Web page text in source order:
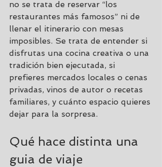
no se trata de reservar “los
restaurantes más famosos” ni de
llenar el itinerario con mesas
imposibles. Se trata de entender si
disfrutas una cocina creativa o una
tradición bien ejecutada, si
prefieres mercados locales o cenas
privadas, vinos de autor o recetas
familiares, y cuánto espacio quieres
dejar para la sorpresa.
Qué hace distinta una
guia de viaje